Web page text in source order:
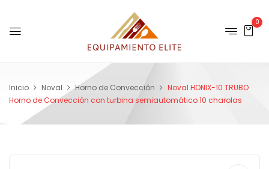
0
Inicio Noval Horno de Convección
Noval HONIX-10 TRUBO
Horno de Convección con turbina semiautomático 10 charolas